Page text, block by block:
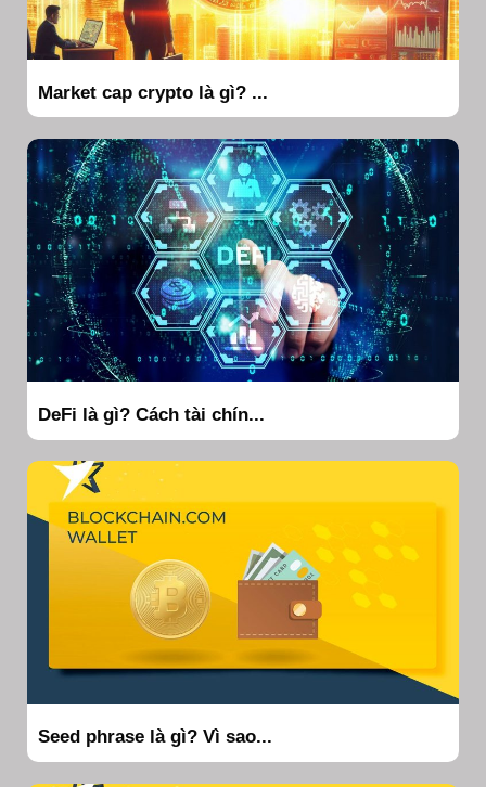
Market cap crypto là gì? ...
DeFi là gì? Cách tài chín...
Seed phrase là gì? Vì sao...